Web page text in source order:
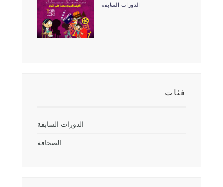
الدورات السابقة
فئات
الدورات السابقة
الصحافة